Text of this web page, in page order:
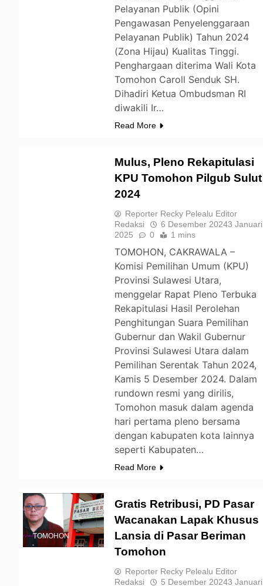
Pelayanan Publik (Opini
Pengawasan Penyelenggaraan
Pelayanan Publik) Tahun 2024
(Zona Hijau) Kualitas Tinggi.
Penghargaan diterima Wali Kota
Tomohon Caroll Senduk SH.
Dihadiri Ketua Ombudsman RI
diwakili Ir…
Read More
Mulus, Pleno Rekapitulasi
KPU Tomohon Pilgub Sulut
2024
Reporter Recky Pelealu Editor
Redaksi
6 Desember 20243 Januari
2025
0 1 mins
TOMOHON, CAKRAWALA –
Komisi Pemilihan Umum (KPU)
Provinsi Sulawesi Utara,
menggelar Rapat Pleno Terbuka
Rekapitulasi Hasil Perolehan
Penghitungan Suara Pemilihan
Gubernur dan Wakil Gubernur
Provinsi Sulawesi Utara dalam
Pemilihan Serentak Tahun 2024,
Kamis 5 Desember 2024. Dalam
rundown resmi yang dirilis,
Tomohon masuk dalam agenda
hari pertama pleno bersama
dengan kabupaten kota lainnya
seperti Kabupaten…
Read More
TOMOHON
Gratis Retribusi, PD Pasar
Wacanakan Lapak Khusus
Lansia di Pasar Beriman
Tomohon
Reporter Recky Pelealu Editor
Redaksi
5 Desember 20243 Januari